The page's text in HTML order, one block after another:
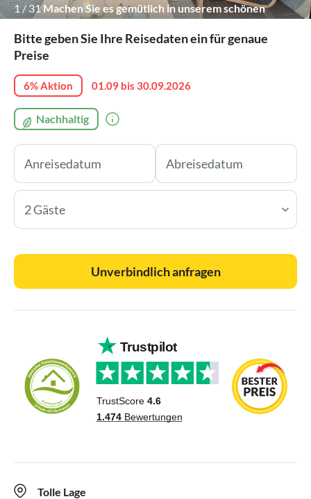
1/31 Machen Sie es gemütlich in unserem schönen
Bitte geben Sie Ihre Reisedaten ein für genaue
Preise
6% Aktion 01.09 bis 30.09.2026
Nachhaltig
2 Gäste
Unverbindlich anfragen
Tolle Lage